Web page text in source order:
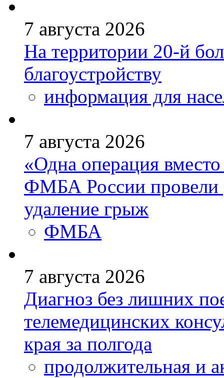
7 августа 2026
На территории 20-й
благоустройству
информация для
7 августа 2026
«Одна операция
ФМБА России провели
удаление грыж
ФМБА
7 августа 2026
Диагноз без лишних
телемедицинских
края за полгода
продолжительная и